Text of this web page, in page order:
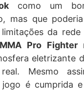
como um
mas que
da
MMA Pro Fighter
eletrizante
Mesmo
jogo é cumprida